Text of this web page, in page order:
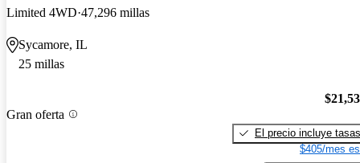
Limited 4WD 47,296 millas
Sycamore, IL
25 millas
Gran oferta
El precio incluye tasas
$405/mes